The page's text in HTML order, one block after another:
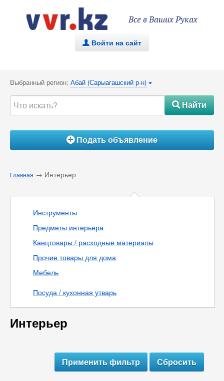
Все в Ваших Руках
. Войти на сайт
Выбранный регион: Абай (Сарыагашский р-н) {
#Найти
ÁПодать объявление
Главная → Интерьер
Инструменты
Предметы интерьера
Канцтовары / расходные материалы
Прочие товары для дома
Мебель
Посуда / кухонная утварь
Интерьер